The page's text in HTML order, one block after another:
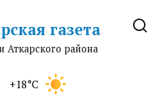
газета
Аткарского района
+18°C